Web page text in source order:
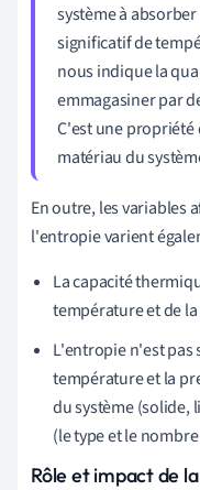
système à
significatif de
nous indique la
emmagasiner par
C'est une
matériau du
En outre, les variables
l'entropie varient
La capacité
température et de
L'entropie n'est pas
température et la
du système (solide,
(le type et le
Rôle et impact de